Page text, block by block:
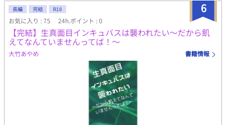
長⇒主人公の関係は無理矢理から始まります。苦手な方はご注意
ください。 ※※注意事項は増える可能性があります 【団長ルート
完結】 【副団長ルート完結】 【団長＆副団長ルート完結】 第10
回BL小説大賞に参加してました。 応援してくださった方や読んで
くださった方々ありがとうございます！ 最後のルート完結しまし
た！ 副団長ルートでまだ書きたいところもあったんですがキリが
いいので一度完結とさせていただきます。 いずれ番外編などでお
届けできたらいいなと思っています。
6
長編 完結 R18
お気に入り : 75 24h.ポイント : 0
【完結】生真面目インキュバスは襲われたい〜だから飢
えてなんていませんってば！〜
大竹あやめ 書籍情報